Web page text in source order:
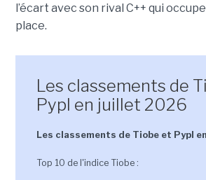
l’écart avec son rival C++ qui
place.
Les classements de
Pypl en juillet 2026
Les classements de Tiobe et Pypl
Top 10 de l'indice Tiobe :